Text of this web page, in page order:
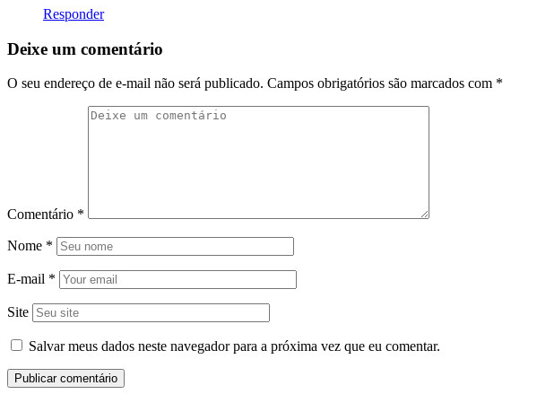
Responder
Deixe um comentário
O seu endereço de e-mail não será publicado. Campos obrigatórios são marcados com *
Comentário *
Nome *
E-mail *
Site
Salvar meus dados neste navegador para a próxima vez que eu comentar.